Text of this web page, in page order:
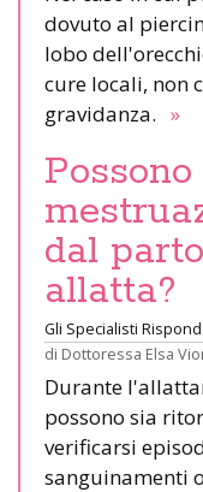
dovuto al
lobo
cure locali, non
gravidanza. »
dal
allatta?
Gli Specialisti
di Dottoressa Elsa
Durante
possono sia
verificarsi
sanguinamenti